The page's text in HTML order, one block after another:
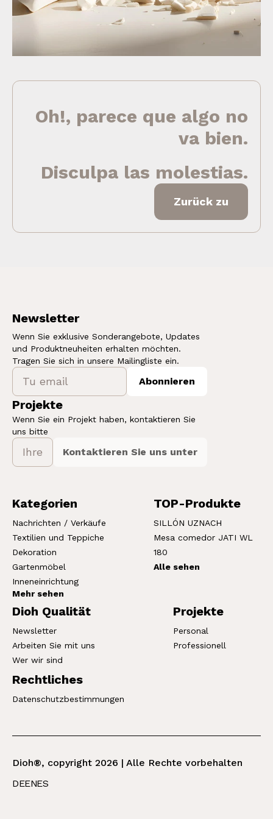
Oh!, parece que algo no
va bien.
Disculpa las molestias.
Zurück zu
Newsletter
Wenn Sie exklusive Sonderangebote, Updates
und Produktneuheiten erhalten möchten.
Tragen Sie sich in unsere Mailingliste ein.
Abonnieren
Projekte
Wenn Sie ein Projekt haben, kontaktieren Sie
uns bitte
Kontaktieren Sie uns unter
Kategorien
Nachrichten / Verkäufe
Textilien und Teppiche
Dekoration
Gartenmöbel
Inneneinrichtung
Mehr sehen
TOP-Produkte
SILLÓN UZNACH
Mesa comedor JATI WL
180
Alle sehen
Dioh Qualität
Newsletter
Arbeiten Sie mit uns
Wer wir sind
Projekte
Personal
Professionell
Rechtliches
Datenschutzbestimmungen
Dioh®, copyright 2026 | Alle Rechte vorbehalten
DEENES